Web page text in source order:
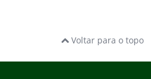
Voltar para o topo